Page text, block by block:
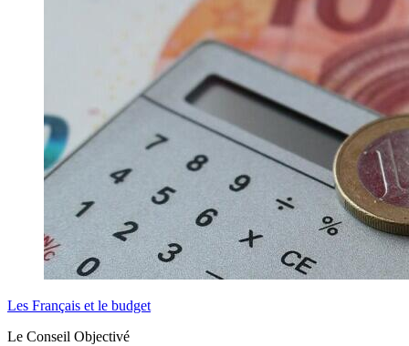
Les Français et le budget
Le Conseil Objectivé